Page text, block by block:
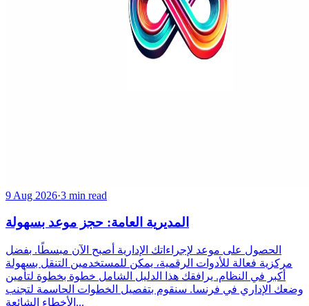
9 Aug 2026·3 min read
المديرية العامة: حجز موعد بسهولة
الحصول على موعد لإجراءاتك الإدارية أصبح الآن مبسطًا. بفضل
مركزية فعالة للأدوات الرقمية، يمكن للمستخدمين التنقل بسهولة
أكبر في النظام. يرافقك هذا الدليل الشامل خطوة بخطوة لتأمين
وضعك الإداري في فرنسا. سنقوم بتفصيل الخطوات الحاسمة لتجنب
الأخطاء الشائعة...